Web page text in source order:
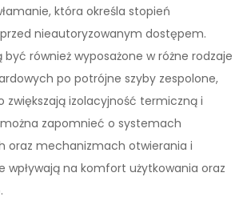
która określa stopień
nieautoryzowanym dostępem.
być również wyposażone w różne rodzaje
po potrójne szyby zespolone,
zwiększają izolacyjność termiczną i
zapomnieć o systemach
oraz mechanizmach otwierania i
wpływają na komfort użytkowania oraz